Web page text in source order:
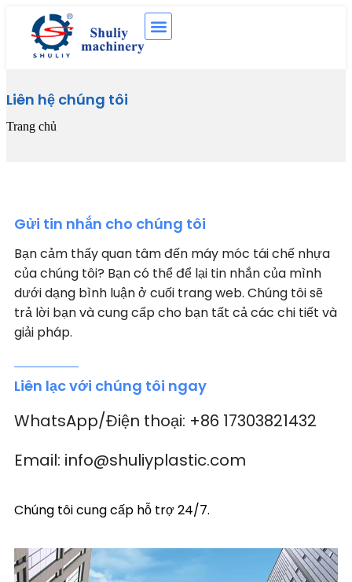
Liên hệ chúng tôi
Trang chủ
Gửi tin nhắn cho chúng tôi
Bạn cảm thấy quan tâm đến máy móc tái chế nhựa
của chúng tôi? Bạn có thể để lại tin nhắn của mình
dưới dạng bình luận ở cuối trang web. Chúng tôi sẽ
trả lời bạn và cung cấp cho bạn tất cả các chi tiết và
giải pháp.
Liên lạc với chúng tôi ngay
WhatsApp/Điện thoại: +86 17303821432
Email: info@shuliyplastic.com
Chúng tôi cung cấp hỗ trợ 24/7.